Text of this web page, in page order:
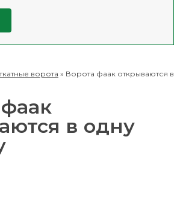
ворота » Ворота фаак открываются в
в одну